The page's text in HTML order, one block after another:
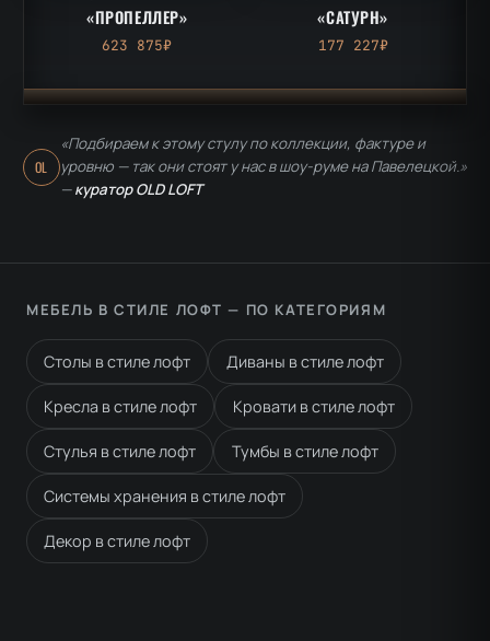
«ПРОПЕЛЛЕР»
623 875₽
«САТУРН»
177 227₽
OL
«Подбираем к этому стулу по коллекции, фактуре и
уровню — так они стоят у нас в шоу-руме на Павелецкой.»
—куратор OLD LOFT
МЕБЕЛЬ В СТИЛЕ ЛОФТ — ПО КАТЕГОРИЯМ
Столы в стиле лофт Диваны в стиле лофт
Кресла в стиле лофт Кровати в стиле лофт
Стулья в стиле лофт Тумбы в стиле лофт
Системы хранения в стиле лофт
Декор в стиле лофт